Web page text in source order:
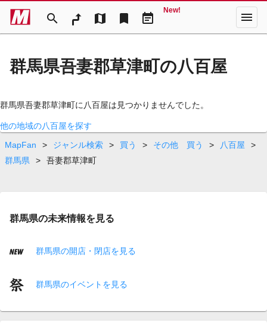
search map bookmark event_note
New! menu
群馬県吾妻郡草津町の八百屋
群馬県吾妻郡草津町に八百屋は見つかりませんでした。
他の地域の八百屋を探す
MapFan
> ジャンル検索 > 買う > その他 買う > 八百屋
>
群馬県
> 吾妻郡草津町
群馬県の未来情報を見る
群馬県の開店・閉店を見る
群馬県のイベントを見る